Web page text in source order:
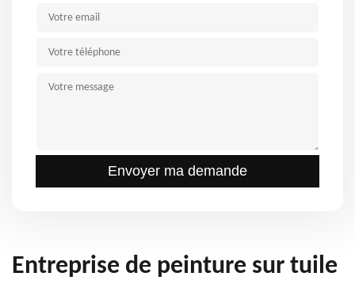
Entreprise de peinture sur tuile